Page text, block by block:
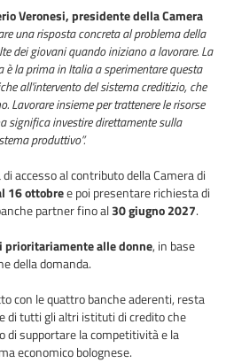
Veronesi, presidente della Camera
una risposta concreta al problema della
dei giovani quando iniziano a lavorare. La
è la prima in Italia a sperimentare questa
all'intervento del sistema creditizio, che
Lavorare insieme per trattenere le risorse
significa investire direttamente sulla
produttivo”.
accesso al contributo della Camera di
16 ottobree poi presentare richiesta di
partner fino al30 giugno 2027.
prioritariamente alle donne, in base
della domanda.
con le quattro banche aderenti, resta
di tutti gli altri istituti di credito che
di supportare la competitività e la
economico bolognese.